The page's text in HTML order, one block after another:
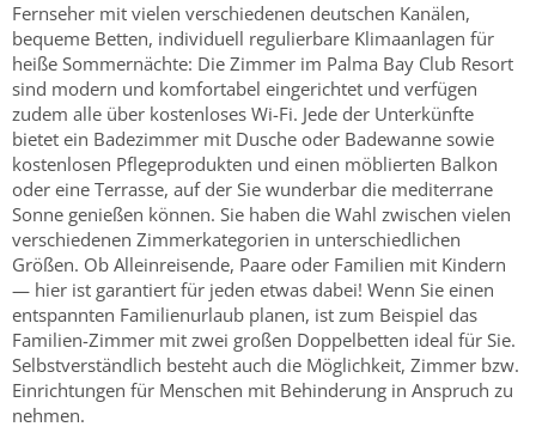
Fernseher mit vielen verschiedenen deutschen Kanälen,
bequeme Betten, individuell regulierbare Klimaanlagen für
heiße Sommernächte: Die Zimmer im Palma Bay Club Resort
sind modern und komfortabel eingerichtet und verfügen
zudem alle über kostenloses Wi-Fi. Jede der Unterkünfte
bietet ein Badezimmer mit Dusche oder Badewanne sowie
kostenlosen Pflegeprodukten und einen möblierten Balkon
oder eine Terrasse, auf der Sie wunderbar die mediterrane
Sonne genießen können. Sie haben die Wahl zwischen vielen
verschiedenen Zimmerkategorien in unterschiedlichen
Größen. Ob Alleinreisende, Paare oder Familien mit Kindern
— hier ist garantiert für jeden etwas dabei! Wenn Sie einen
entspannten Familienurlaub planen, ist zum Beispiel das
Familien-Zimmer mit zwei großen Doppelbetten ideal für Sie.
Selbstverständlich besteht auch die Möglichkeit, Zimmer bzw.
Einrichtungen für Menschen mit Behinderung in Anspruch zu
nehmen.